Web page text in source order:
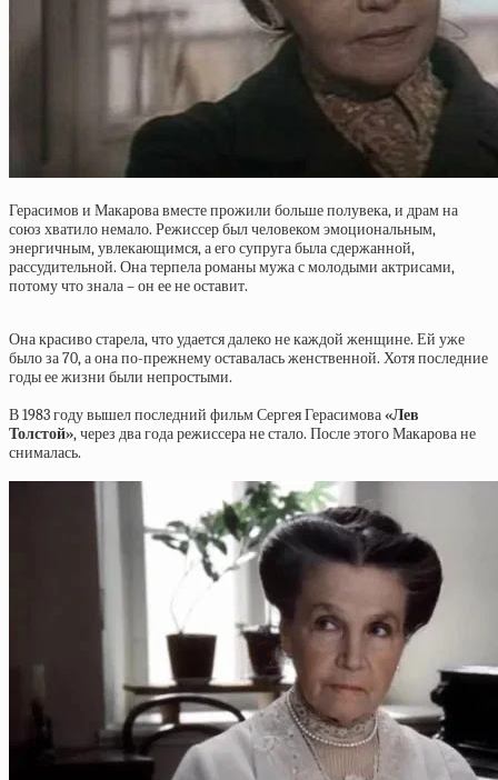
Герасимов и Макарова вместе прожили больше полувека, и драм на
союз хватило немало. Режиссер был человеком эмоциональным,
энергичным, увлекающимся, а его супруга была сдержанной,
рассудительной. Она терпела романы мужа с молодыми актрисами,
потому что знала – он ее не оставит.
Она красиво старела, что удается далеко не каждой женщине. Ей уже
было за 70, а она по-прежнему оставалась женственной. Хотя последние
годы ее жизни были непростыми.
В 1983 году вышел последний фильм Сергея Герасимова«Лев
Толстой», через два года режиссера не стало. После этого Макарова не
снималась.